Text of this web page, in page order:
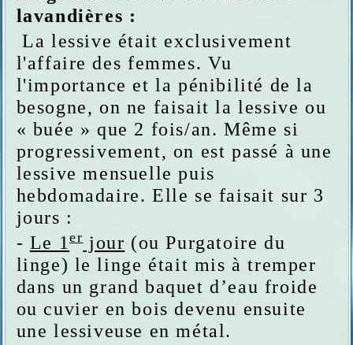
lavandières :
La lessive était exclusivement
l'affaire des femmes. Vu
l'importance et la pénibilité de la
besogne, on ne faisait la lessive ou
« buée » que 2 fois/an. Même si
progressivement, on est passé à une
lessive mensuelle puis
hebdomadaire. Elle se faisait sur 3
jours :
- Le 1erjour (ou Purgatoire du
linge) le linge était mis à tremper
dans un grand baquet d’eau froide
ou cuvier en bois devenu ensuite
une lessiveuse en métal.